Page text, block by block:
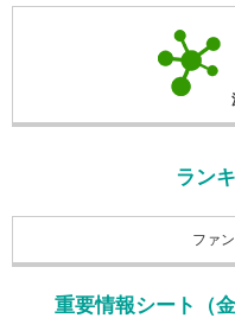
ラン
ファ
重要情報シート（